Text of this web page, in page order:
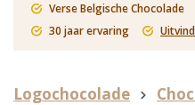
Verse Belgische Chocolade
30 jaar ervaring
Logochocolade